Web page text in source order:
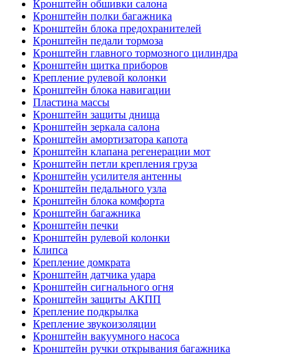
Кронштейн обшивки салона
Кронштейн полки багажника
Кронштейн блока предохранителей
Кронштейн педали тормоза
Кронштейн главного тормозного цилиндра
Кронштейн щитка приборов
Крепление рулевой колонки
Кронштейн блока навигации
Пластина массы
Кронштейн защиты днища
Кронштейн зеркала салона
Кронштейн амортизатора капота
Кронштейн клапана регенерации мот
Кронштейн петли крепления груза
Кронштейн усилителя антенны
Кронштейн педального узла
Кронштейн блока комфорта
Кронштейн багажника
Кронштейн печки
Кронштейн рулевой колонки
Клипса
Крепление домкрата
Кронштейн датчика удара
Кронштейн сигнального огня
Кронштейн защиты АКПП
Крепление подкрылка
Крепление звукоизоляции
Кронштейн вакуумного насоса
Кронштейн ручки открывания багажника